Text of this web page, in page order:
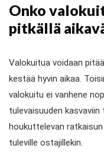
Onko
pitkällä
Valokuitua voidaan
kestää hyvin aikaa.
valokuitu ei vanhene
tulevaisuuden
houkuttelevan
tuleville ostajillekin.